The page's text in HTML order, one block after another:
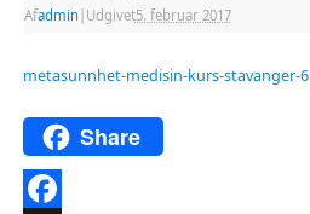
Afadmin Udgivet5. februar 2017
metasunnhet-medisin-kurs-stavanger-6
Share